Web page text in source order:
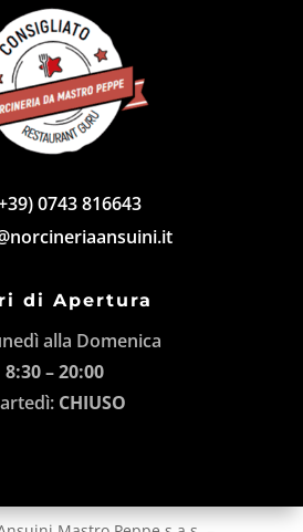
0743 816643
di Apertura
alla Domenica
8:30 – 20:00
CHIUSO